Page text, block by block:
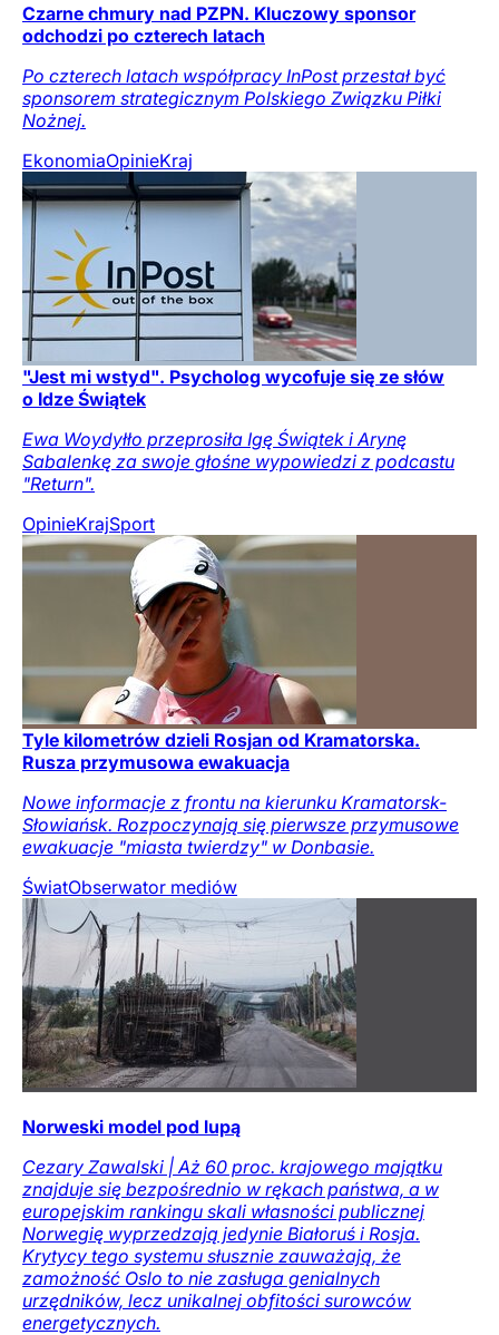
Czarne chmury nad PZPN. Kluczowy sponsor
odchodzi po czterech latach
Po czterech latach współpracy InPost przestał być
sponsorem strategicznym Polskiego Związku Piłki
Nożnej.
EkonomiaOpinieKraj
"Jest mi wstyd". Psycholog wycofuje się ze słów
o Idze Świątek
Ewa Woydyłło przeprosiła Igę Świątek i Arynę
Sabalenkę za swoje głośne wypowiedzi z podcastu
"Return".
OpinieKrajSport
Tyle kilometrów dzieli Rosjan od Kramatorska.
Rusza przymusowa ewakuacja
Nowe informacje z frontu na kierunku Kramatorsk-
Słowiańsk. Rozpoczynają się pierwsze przymusowe
ewakuacje "miasta twierdzy" w Donbasie.
ŚwiatObserwator mediów
Norweski model pod lupą
Cezary Zawalski | Aż 60 proc. krajowego majątku
znajduje się bezpośrednio w rękach państwa, a w
europejskim rankingu skali własności publicznej
Norwegię wyprzedzają jedynie Białoruś i Rosja.
Krytycy tego systemu słusznie zauważają, że
zamożność Oslo to nie zasługa genialnych
urzędników, lecz unikalnej obfitości surowców
energetycznych.